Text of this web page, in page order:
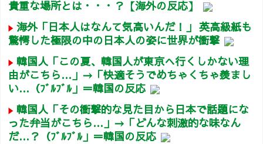
貴重な場所とは・・・？【海外の反応】
海外「日本人はなんて気高いんだ！」 英高級紙も
驚愕した極限の中の日本人の姿に世界が衝撃
韓国人「この夏、韓国人が東京へ行くしかない理
由がこちら…」→「快適そうでめちゃくちゃ羨まし
い…（ﾌﾞﾙﾌﾞﾙ」＝韓国の反応
韓国人「その衝撃的な見た目から日本で話題にな
った弁当がこちら…」→「どんな刺激的な味なん
だ…？（ﾌﾞﾙﾌﾞﾙ」＝韓国の反応